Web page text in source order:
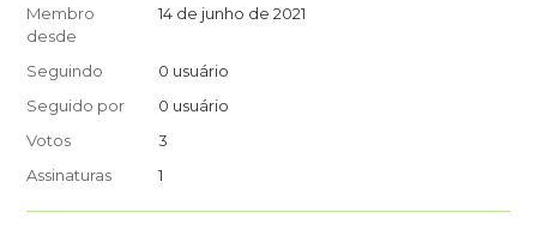
Membro
desde
14 de junho de 2021
Seguindo
0 usuário
Seguido por
0 usuário
Votos
3
Assinaturas
1